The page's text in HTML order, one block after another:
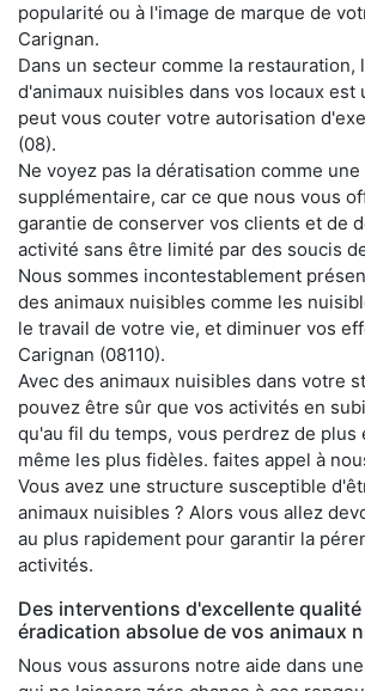
popularité ou à l'image de marque de
Carignan.
Dans un secteur comme la restauration,
d'animaux nuisibles dans vos locaux est
peut vous couter votre autorisation
(08).
Ne voyez pas la dératisation comme une
supplémentaire, car ce que nous vous
garantie de conserver vos clients et de
activité sans être limité par des soucis
Nous sommes incontestablement
des animaux nuisibles comme les
le travail de votre vie, et diminuer vos
Carignan (08110).
Avec des animaux nuisibles dans votre
pouvez être sûr que vos activités en
qu'au fil du temps, vous perdrez de plus
même les plus fidèles. faites appel à
Vous avez une structure susceptible
animaux nuisibles ? Alors vous allez
au plus rapidement pour garantir la
activités.
Des interventions d'excellente
éradication absolue de vos animaux
Nous vous assurons notre aide dans